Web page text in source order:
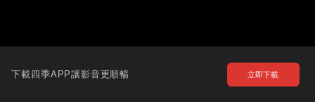
下載四季APP讓影音更順暢 立即下載